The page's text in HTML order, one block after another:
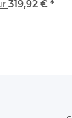
319,92 € *